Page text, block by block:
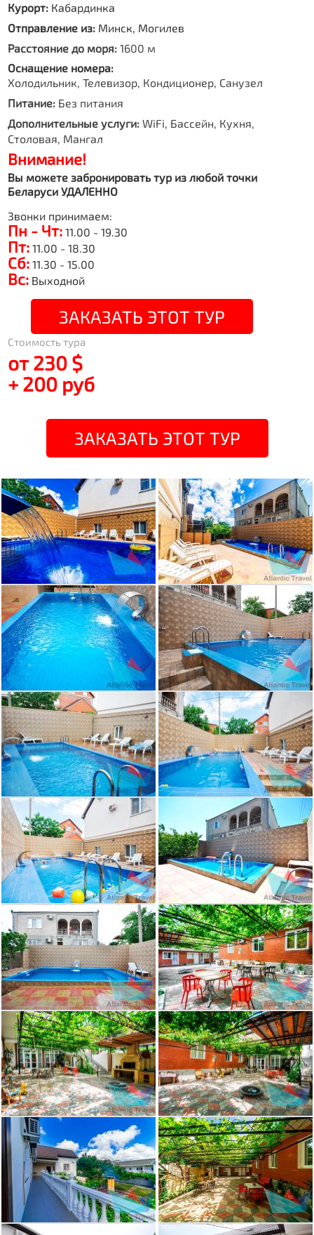
Курорт: Кабардинка
Отправление из: Минск, Могилев
Расстояние до моря: 1600 м
Оснащение номера:
Холодильник, Телевизор, Кондиционер, Санузел
Питание: Без питания
Дополнительные услуги: WiFi, Бассейн, Кухня,
Столовая, Мангал
Внимание!
Вы можете забронировать тур из любой точки
Беларуси УДАЛЕННО
Звонки принимаем:
Пн - Чт: 11.00 - 19.30
Пт: 11.00 - 18.30
Сб: 11.30 - 15.00
Вс: Выходной
ЗАКАЗАТЬ ЭТОТ ТУР
Стоимость тура
от 230 $
+ 200 руб
ЗАКАЗАТЬ ЭТОТ ТУР